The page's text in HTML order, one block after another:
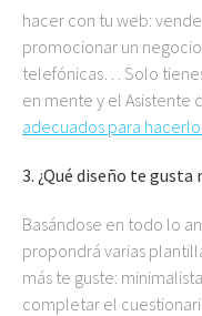
hacer con tu web:
promocionar un
telefónicas… Solo
en mente y el Asistente
adecuados para
3. ¿Qué diseño te gusta
Basándose en todo lo
propondrá varias
más te guste:
completar el